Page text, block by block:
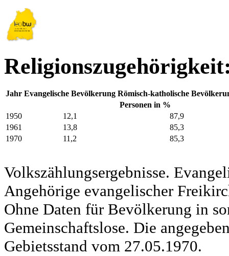
Jahr Evangelische Bevölkerung Römisch-katholische
Personen in %
1950
12,1
87,9
1961
13,8
85,3
1970
11,2 85,3
Volkszählungsergebnisse.
Angehörige evangelischer
Ohne Daten für Bevölkerung in
Gemeinschaftslose. Die
Gebietsstand vom 27.05.1970.